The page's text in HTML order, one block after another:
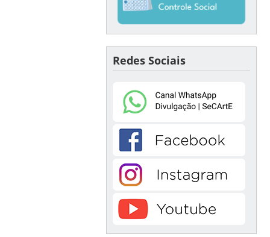
Redes Sociais